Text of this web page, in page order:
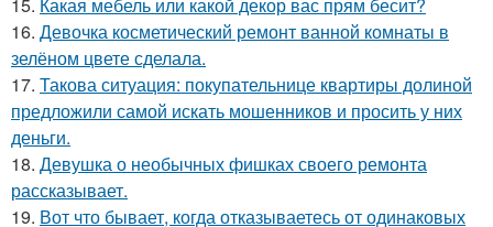
16. Девочка косметический ремонт ванной комнаты в
зелёном цвете сделала.
17. Такова ситуация: покупательнице квартиры долиной
предложили самой искать мошенников и просить у них
деньги.
18. Девушка о необычных фишках своего ремонта
рассказывает.
19. Вот что бывает, когда отказываетесь от одинаковых